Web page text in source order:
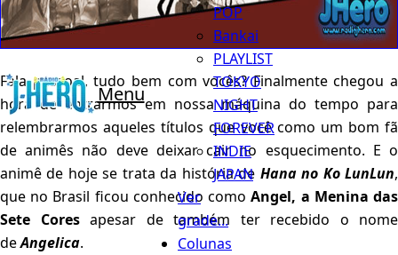
Menu
POP
Bankai
PLAYLIST
TOKYO
NIGHT
FOREVER
INDIE
JAPAN
Ver
grade...
Colunas
Fala pessoal, tudo bem com vocês? Finalmente chegou a
hora de entrarmos em nossa máquina do tempo para
relembrarmos aqueles títulos que você como um bom fã
de animês não deve deixar cair no esquecimento. E o
animê de hoje se trata da história de Hana no Ko LunLun,
que no Brasil ficou conhecido comoAngel, a Menina das
Sete Cores apesar de também ter recebido o nome
deAngelica.